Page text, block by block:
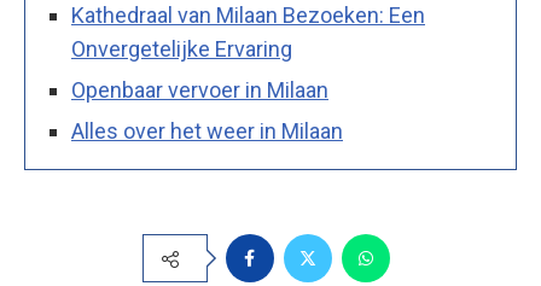
Kathedraal van Milaan Bezoeken: Een
Onvergetelijke Ervaring
Openbaar vervoer in Milaan
Alles over het weer in Milaan